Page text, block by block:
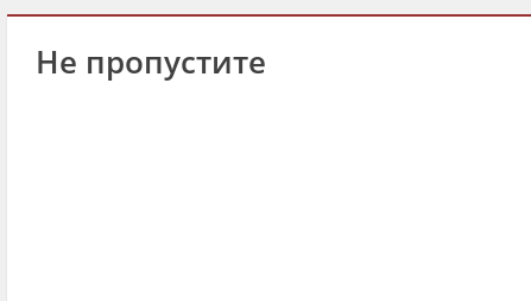
Не пропустите